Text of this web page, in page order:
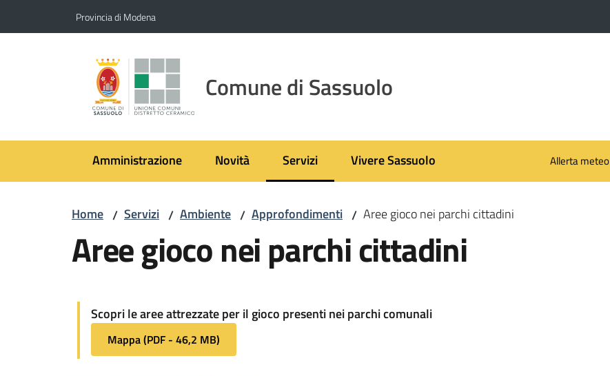
Provincia di Modena
Comune di Sassuolo
Amministrazione Novità Servizi
Menu selezionatoVivere Sassuolo Allerta meteo
Home / Servizi / Ambiente / Approfondimenti / Aree gioco nei parchi cittadini
Aree gioco nei parchi cittadini
Scopri le aree attrezzate per il gioco presenti nei parchi comunali
Mappa(PDF - 46,2 MB)